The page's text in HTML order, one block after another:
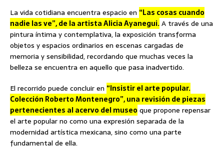
La vida cotidiana encuentra espacio en “Las cosas cuando
nadie las ve”, de la artista Alicia Ayanegui.A través de una
pintura íntima y contemplativa, la exposición transforma
objetos y espacios ordinarios en escenas cargadas de
memoria y sensibilidad, recordando que muchas veces la
belleza se encuentra en aquello que pasa inadvertido.
El recorrido puede concluir en “Insistir el arte popular.
Colección Roberto Montenegro”, una revisión de piezas
pertenecientes al acervo del museo que propone repensar
el arte popular no como una expresión separada de la
modernidad artística mexicana, sino como una parte
fundamental de ella.